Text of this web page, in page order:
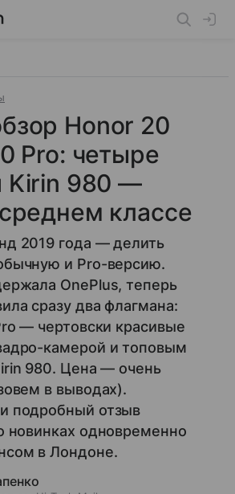
Honor 20
Pro: четыре
Kirin 980 —
классе
2019 года — делить
и Pro-версию.
OnePlus, теперь
сразу два флагмана:
— чертовски красивые
камерой и топовым
980. Цена — очень
в выводах).
подробный отзыв
новинках одновременно
в Лондоне.